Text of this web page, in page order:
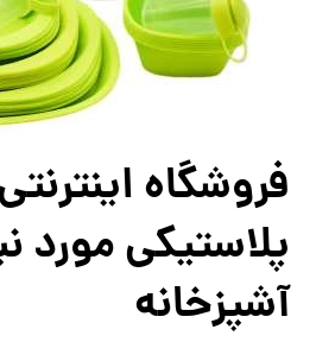
فروشگاه
پلاستیکی مورد
آشپزخانه